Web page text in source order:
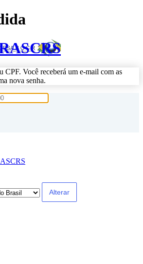
CPF. Você receberá um e-mail com as
nova senha.